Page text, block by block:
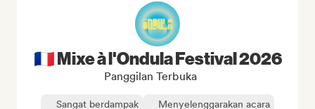
🇫🇷 Mixe à l'Ondula Festival 2026
Panggilan Terbuka
Sangat berdampak Menyelenggarakan acara